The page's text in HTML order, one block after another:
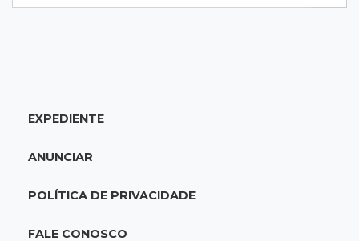
quartas da Copa do Brasil
Foragido por roubo morre baleado em
EXPEDIENTE
ANUNCIAR
POLÍTICA DE PRIVACIDADE
FALE CONOSCO